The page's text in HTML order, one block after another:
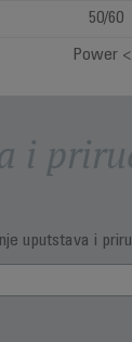
50/60
Power
i
uputstava i